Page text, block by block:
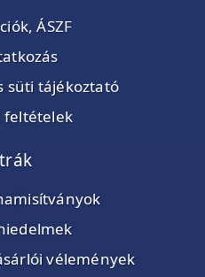
ÁSZF
süti tájékoztató
feltételek
vélemények